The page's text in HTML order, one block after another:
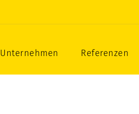
Unternehmen Referenzen